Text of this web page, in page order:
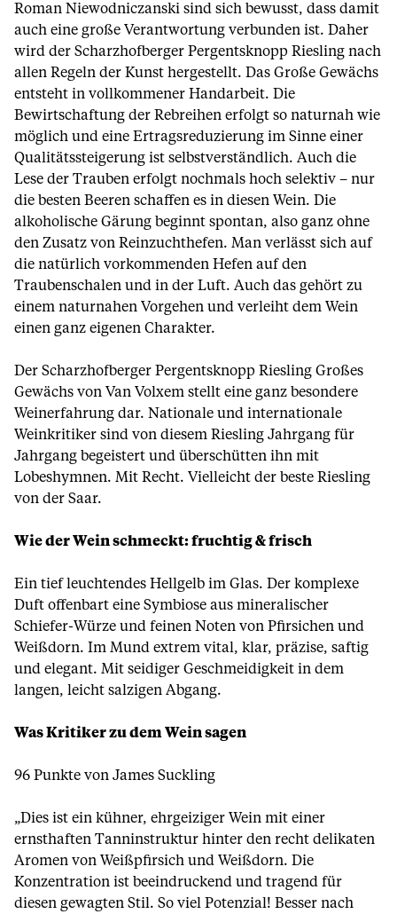
Roman Niewodniczanski sind sich bewusst, dass damit
auch eine große Verantwortung verbunden ist. Daher
wird der Scharzhofberger Pergentsknopp Riesling nach
allen Regeln der Kunst hergestellt. Das Große Gewächs
entsteht in vollkommener Handarbeit. Die
Bewirtschaftung der Rebreihen erfolgt so naturnah wie
möglich und eine Ertragsreduzierung im Sinne einer
Qualitätssteigerung ist selbstverständlich. Auch die
Lese der Trauben erfolgt nochmals hoch selektiv – nur
die besten Beeren schaffen es in diesen Wein. Die
alkoholische Gärung beginnt spontan, also ganz ohne
den Zusatz von Reinzuchthefen. Man verlässt sich auf
die natürlich vorkommenden Hefen auf den
Traubenschalen und in der Luft. Auch das gehört zu
einem naturnahen Vorgehen und verleiht dem Wein
einen ganz eigenen Charakter.
Der Scharzhofberger Pergentsknopp Riesling Großes
Gewächs von Van Volxem stellt eine ganz besondere
Weinerfahrung dar. Nationale und internationale
Weinkritiker sind von diesem Riesling Jahrgang für
Jahrgang begeistert und überschütten ihn mit
Lobeshymnen. Mit Recht. Vielleicht der beste Riesling
von der Saar.
Wie der Wein schmeckt: fruchtig & frisch
Ein tief leuchtendes Hellgelb im Glas. Der komplexe
Duft offenbart eine Symbiose aus mineralischer
Schiefer-Würze und feinen Noten von Pfirsichen und
Weißdorn. Im Mund extrem vital, klar, präzise, saftig
und elegant. Mit seidiger Geschmeidigkeit in dem
langen, leicht salzigen Abgang.
Was Kritiker zu dem Wein sagen
96 Punkte von James Suckling
„Dies ist ein kühner, ehrgeiziger Wein mit einer
ernsthaften Tanninstruktur hinter den recht delikaten
Aromen von Weißpfirsich und Weißdorn. Die
Konzentration ist beeindruckend und tragend für
diesen gewagten Stil. So viel Potenzial! Besser nach